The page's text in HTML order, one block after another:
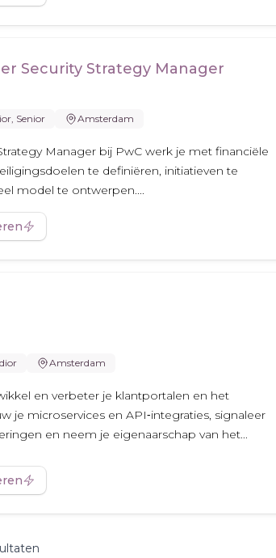
Security Strategy Manager
Senior Amsterdam
Manager bij PwC werk je met financiële
te definiëren, initiatieven te
model te ontwerpen....
Amsterdam
en verbeter je klantportalen en het
je microservices en API‑integraties, signaleer
en neem je eigenaarschap van het...